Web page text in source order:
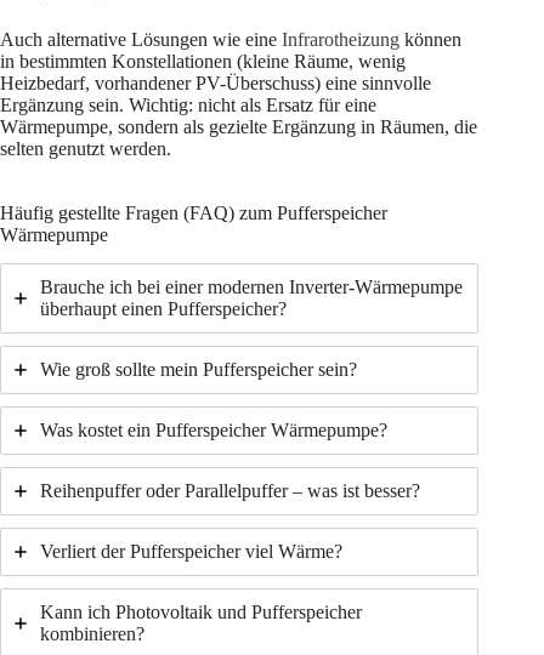
Auch alternative Lösungen wie eine Infrarotheizung können
in bestimmten Konstellationen (kleine Räume, wenig
Heizbedarf, vorhandener PV-Überschuss) eine sinnvolle
Ergänzung sein. Wichtig: nicht als Ersatz für eine
Wärmepumpe, sondern als gezielte Ergänzung in Räumen, die
selten genutzt werden.
Häufig gestellte Fragen (FAQ) zum Pufferspeicher
Wärmepumpe
Brauche ich bei einer modernen Inverter-Wärmepumpe
überhaupt einen Pufferspeicher?
Wie groß sollte mein Pufferspeicher sein?
Was kostet ein Pufferspeicher Wärmepumpe?
Reihenpuffer oder Parallelpuffer – was ist besser?
Verliert der Pufferspeicher viel Wärme?
Kann ich Photovoltaik und Pufferspeicher
kombinieren?